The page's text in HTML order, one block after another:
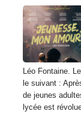
Léo Fontaine.
le suivant :
de jeunes
lycée est